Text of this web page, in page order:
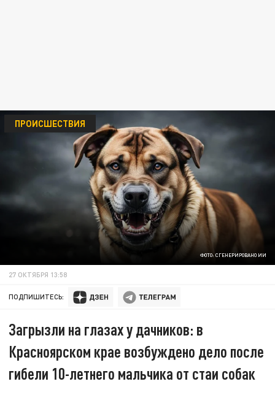
ФОТО: СГЕНЕРИРОВАНО ИИ
ПРОИСШЕСТВИЯ
27 ОКТЯБРЯ 13:58
ПОДПИШИТЕСЬ:
Загрызли на глазах у дачников: в
Красноярском крае возбуждено дело после
гибели 10-летнего мальчика от стаи собак